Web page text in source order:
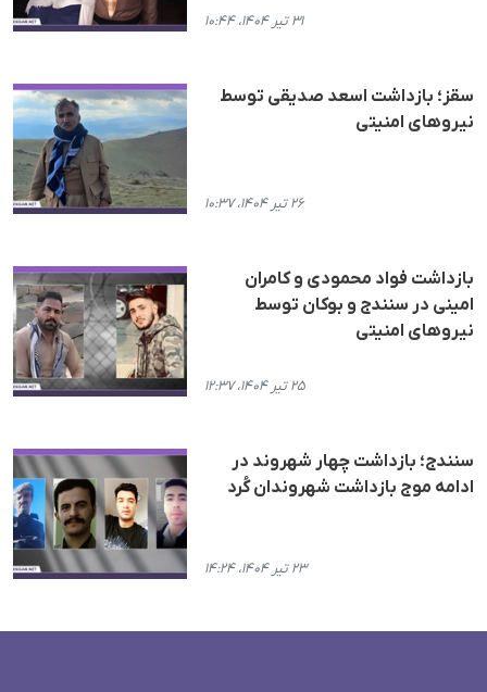
۳۱ تیر ۱۴۰۴، ۱۰:۴۴
سقز؛ بازداشت اسعد صدیقی توسط
نیروهای امنیتی
۲۶ تیر ۱۴۰۴، ۱۰:۳۷
بازداشت فواد محمودی و کامران
امینی در سنندج و بوکان توسط
نیروهای امنیتی
۲۵ تیر ۱۴۰۴، ۱۲:۳۷
سنندج؛ بازداشت چهار شهروند در
ادامه موج بازداشت شهروندان کُرد
۲۳ تیر ۱۴۰۴، ۱۴:۲۴